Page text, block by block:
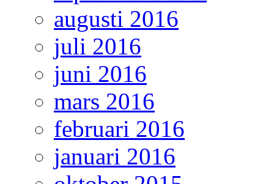
augusti 2016
juli 2016
juni 2016
mars 2016
februari 2016
januari 2016